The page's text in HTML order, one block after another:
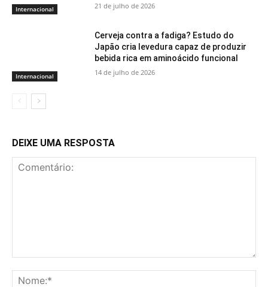
Internacional 21 de julho de 2026
Internacional
Cerveja contra a fadiga? Estudo do
Japão cria levedura capaz de produzir
bebida rica em aminoácido funcional
14 de julho de 2026
DEIXE UMA RESPOSTA